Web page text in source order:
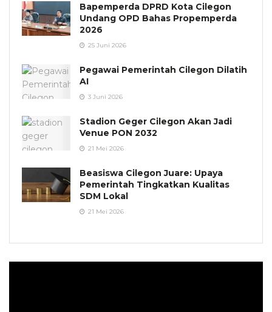
Bapemperda DPRD Kota Cilegon
Undang OPD Bahas Propemperda
2026
25 Juni 2026
Pegawai Pemerintah Cilegon Dilatih
AI
3 Juni 2026
Stadion Geger Cilegon Akan Jadi
Venue PON 2032
21 Mei 2026
Beasiswa Cilegon Juare: Upaya
Pemerintah Tingkatkan Kualitas
SDM Lokal
21 Mei 2026